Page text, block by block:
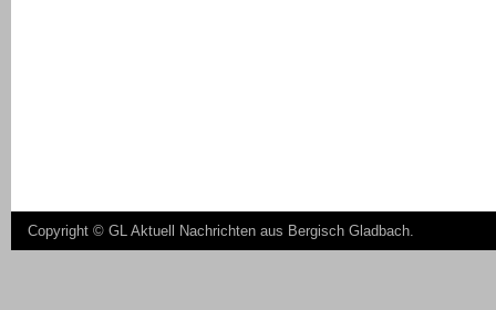
Copyright © GL Aktuell Nachrichten aus Bergisch Gladbach.